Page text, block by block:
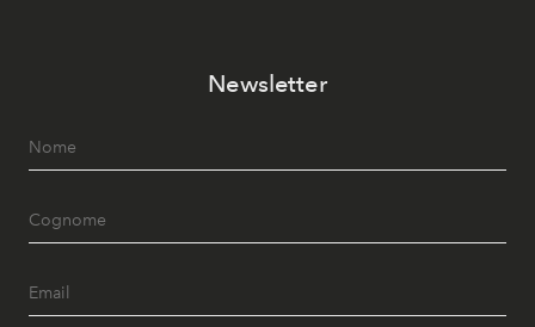
Newsletter